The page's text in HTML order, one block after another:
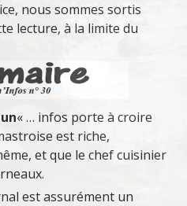
nous sommes sortis
lecture, à la limite du
« … infos porte à croire
est riche,
et que le chef cuisinier
est assurément un